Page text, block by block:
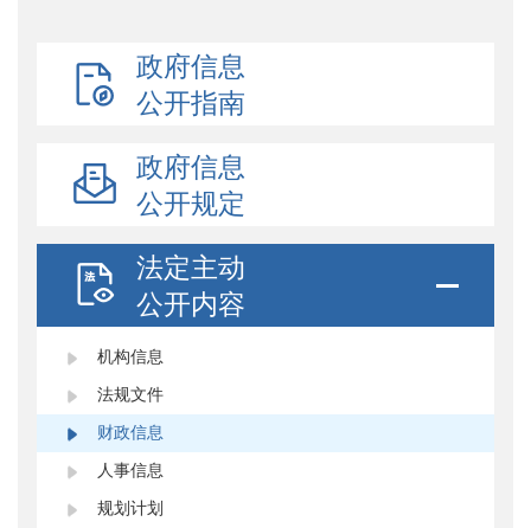
政府信息
公开指南
政府信息
公开规定
法定主动
公开内容
机构信息
法规文件
财政信息
人事信息
规划计划